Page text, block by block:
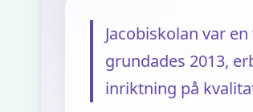
Jacobiskolan var
grundades 2013,
inriktning på